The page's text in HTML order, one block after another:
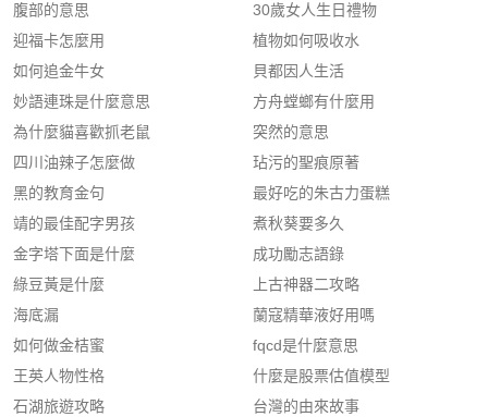
腹部的意思
迎福卡怎麼用
如何追金牛女
妙語連珠是什麼意思
為什麼貓喜歡抓老鼠
四川油辣子怎麼做
黑的教育金句
靖的最佳配字男孩
金字塔下面是什麼
綠豆黃是什麼
海底漏
如何做金桔蜜
王英人物性格
石湖旅遊攻略
30歲女人生日禮物
植物如何吸收水
貝都因人生活
方舟螳螂有什麼用
突然的意思
玷污的聖痕原著
最好吃的朱古力蛋糕
煮秋葵要多久
成功勵志語錄
上古神器二攻略
蘭寇精華液好用嗎
fqcd是什麼意思
什麼是股票估值模型
台灣的由來故事